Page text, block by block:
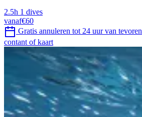
2.5h 1 dives
vanaf€60
Gratis annuleren tot 24 uur van tevoren
contant of kaart